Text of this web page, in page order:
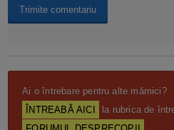
Ai o întrebare pentru alte mămici?
ÎNTREABĂ AICI
la rubrica de
FORUMUL DESPRECOPII